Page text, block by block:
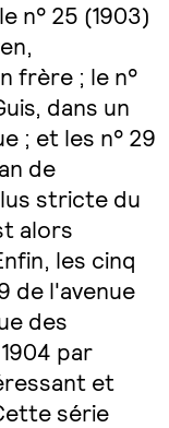
n° 25 (1903)
frère ; le n°
dans un
; et les n° 29
de
stricte du
alors
les cinq
de l'avenue
des
par
et
série